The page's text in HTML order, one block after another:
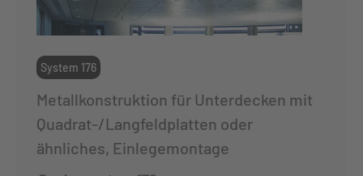
System 176
Metallkonstruktion für Unterdecken mit
Quadrat-/Langfeldplatten oder
ähnliches, Einlegemontage